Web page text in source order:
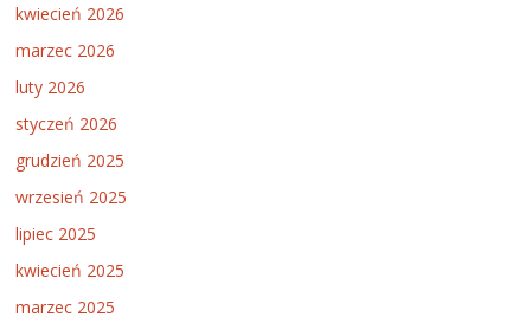
kwiecień 2026
marzec 2026
luty 2026
styczeń 2026
grudzień 2025
wrzesień 2025
lipiec 2025
kwiecień 2025
marzec 2025